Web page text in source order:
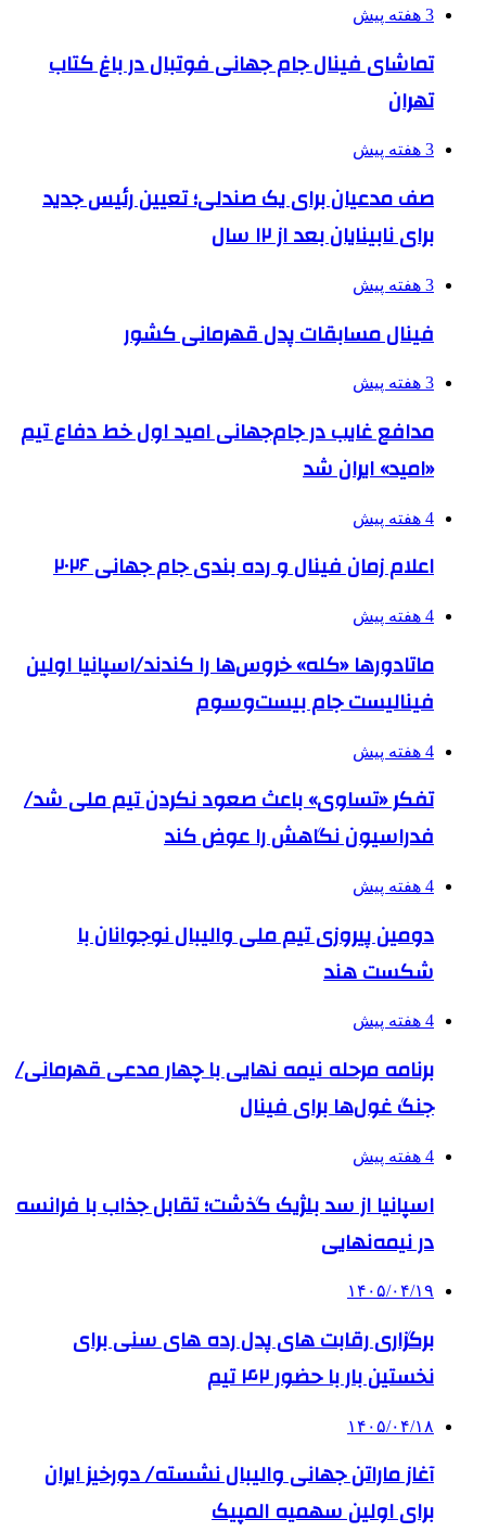
3 هفته پیش
تماشای فینال جام جهانی فوتبال در باغ کتاب
تهران
3 هفته پیش
صف مدعیان برای یک صندلی؛ تعیین رئیس جدید
برای نابینایان بعد از ۱۲ سال
3 هفته پیش
فینال مسابقات پدل قهرمانی کشور
3 هفته پیش
مدافع غایب در جام‌جهانی امید اول خط دفاع تیم
«امید» ایران شد
4 هفته پیش
اعلام زمان فینال و رده بندی جام جهانی ۲۰۲۶
4 هفته پیش
ماتادورها «کله» خروس‌ها را کندند/اسپانیا اولین
فینالیست جام بیست‌وسوم
4 هفته پیش
تفکر «تساوی» باعث صعود نکردن تیم ملی شد/
فدراسیون نگاهش را عوض کند
4 هفته پیش
دومین پیروزی تیم ملی والیبال نوجوانان با
شکست هند
4 هفته پیش
برنامه مرحله نیمه نهایی با چهار مدعی قهرمانی/
جنگ غول‌ها برای فینال
4 هفته پیش
اسپانیا از سد بلژیک گذشت؛ تقابل جذاب با فرانسه
در نیمه‌نهایی
۱۴۰۵/۰۴/۱۹
برگزاری رقابت های پدل رده های سنی برای
نخستین بار با حضور ۴۲ تیم
۱۴۰۵/۰۴/۱۸
آغاز ماراتن جهانی والیبال نشسته/ دورخیز ایران
برای اولین سهمیه المپیک